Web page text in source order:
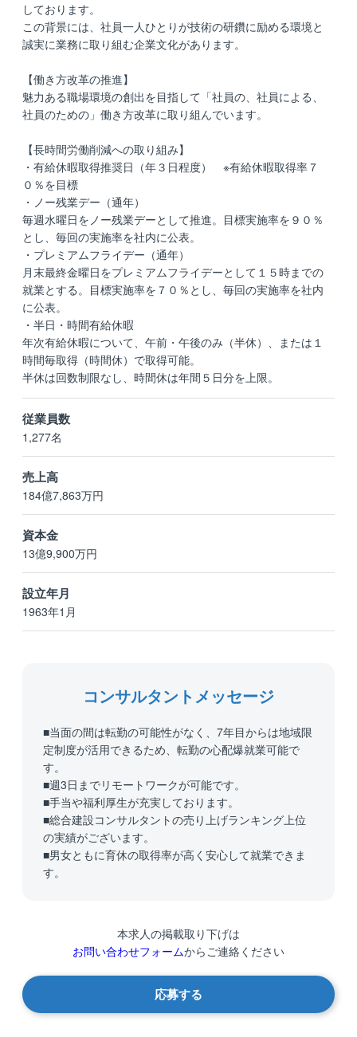
設立年月
1963年1月
資本金
13億9,900万円
売上高
184億7,863万円
従業員数
1,277名
しております。
この背景には、社員一人ひとりが技術の研鑽に励める環境と
誠実に業務に取り組む企業文化があります。
【働き方改革の推進】
魅力ある職場環境の創出を目指して「社員の、社員による、
社員のための」働き方改革に取り組んでいます。
【長時間労働削減への取り組み】
・有給休暇取得推奨日（年３日程度） ※有給休暇取得率７
０％を目標
・ノー残業デー（通年）
毎週水曜日をノー残業デーとして推進。目標実施率を９０％
とし、毎回の実施率を社内に公表。
・プレミアムフライデー（通年）
月末最終金曜日をプレミアムフライデーとして１５時までの
就業とする。目標実施率を７０％とし、毎回の実施率を社内
に公表。
・半日・時間有給休暇
年次有給休暇について、午前・午後のみ（半休）、または１
時間毎取得（時間休）で取得可能。
半休は回数制限なし、時間休は年間５日分を上限。
コンサルタントメッセージ
■当面の間は転勤の可能性がなく、7年目からは地域限
定制度が活用できるため、転勤の心配爆就業可能で
す。
■週3日までリモートワークが可能です。
■手当や福利厚生が充実しております。
■総合建設コンサルタントの売り上げランキング上位
の実績がございます。
■男女ともに育休の取得率が高く安心して就業できま
す。
本求人の掲載取り下げは
お問い合わせフォームからご連絡ください
応募する